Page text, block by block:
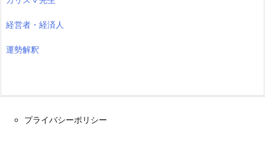
経営者・経済人
運勢解釈
プライバシーポリシー